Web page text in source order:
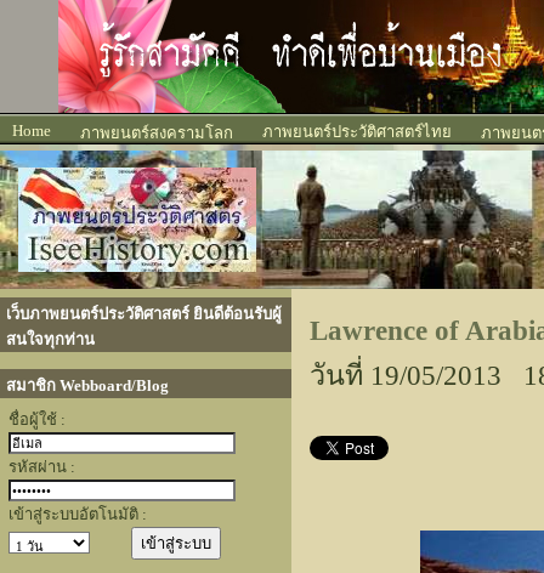
Home ภาพยนตร์สงครามโลก ภาพยนตร์ประวัติศาสตร์ไทย ภาพยนต
เว็บภาพยนตร์ประวัติศาสตร์ ยินดีต้อนรับผู้
สนใจทุกท่าน
สมาชิก Webboard/Blog
ชื่อผู้ใช้ :
รหัสผ่าน :
เข้าสู่ระบบอัตโนมัติ :
Lawrence of
วันที่ 19/05/2013